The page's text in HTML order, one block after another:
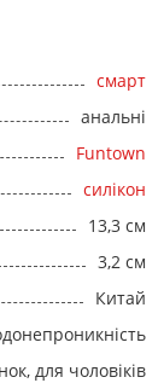
смарт
анальні
Funtown
силікон
13,3 см
3,2 см
Китай
для чоловіків